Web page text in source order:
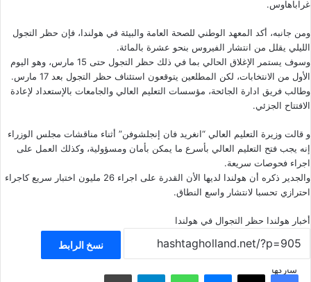
غراباهاوس.
ومن جانبه، أكد المعهد الوطني للصحة العامة والبيئة في هولندا، فإن حظر التجول
الليلي يقلل من انتشار الفيروس بنحو عشرة بالمائة.
وسوف يستمر الإغلاق الحالي بما في ذلك حظر التجول حتى 15 مارس، وهو اليوم
الأول من الانتخابات، لكن المطلعين يتوقعون استئناف حظر التجول بعد 17 مارس.
وطالب فريق ادارة الجائحة، مؤسسات التعليم العالي والجامعات بالإستعداد لإعادة
الافتتاح الجزئي.
و قالت وزيرة التعليم العالي “انغريد فان إنجلشوفن” أثناء مناقشات مجلس الوزراء
إنه يجب فتح التعليم العالي بأسرع ما يمكن بأمان ومسؤولية، وكذلك العمل على
اجراء فحوصات سريعة.
والجدير ذكره أن هولندا لديها الأن القدرة على اجراء 26 مليون اختبار سريع كاجراء
احترازي تحسبا لانتشار واسع النطاق.
أخبار هولندا حظر التجوال في هولندا
نسخ الرابط
شاركهافيسبوك ‫X ماسنجر واتساب تيلقرام مشاركة عبر البريد